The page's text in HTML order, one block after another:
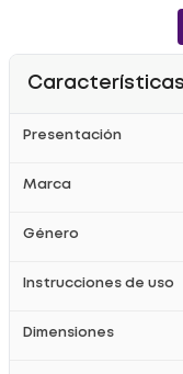
Registro Sanitario:
Características
Presentación
Marca
Género
Instrucciones de uso
Dimensiones